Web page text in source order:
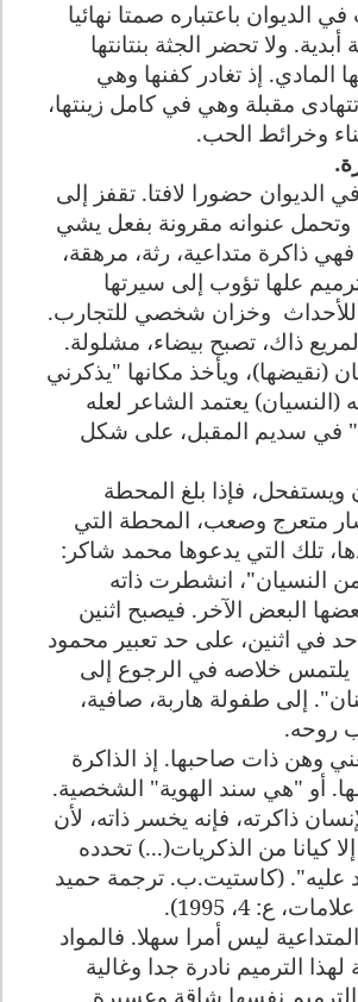
الديوان باعتباره صمتا نهائيا
ولا تحضر الجثة بنتانتها
المادي. إذ تغادر كفنها وهي
مقبلة وهي في كامل زينتها،
وخرائط الحب.
الديوان حضورا لافتا. تقفز إلى
وتحمل عنوانه مقرونة بفعل يشي
فهي ذاكرة متداعية، رثة، مرهقة،
علها تؤوب إلى سيرتها
وخزان شخصي للتجارب.
ذاك، تصبح بيضاء، مشلولة.
(نقيضها)، ويأخذ مكانها "يذكرني
(النسيان) يعتمد الشاعر لعله
في سديم المقبل، على شكل
ويستفحل، فإذا بلغ المحطة
متعرج وصعب، المحطة التي
تلك التي يدعوها محمد شاكر:
من النسيان"، انشطرت ذاته
البعض الآخر. فيصبح اثنين
في اثنين، على حد تعبير محمود
يلتمس خلاصه في الرجوع إلى
إلى طفولة هاربة، صافية،
روحه.
وهن ذات صاحبها. إذ الذاكرة
أو "هي سند الهوية" الشخصية.
ذاكرته، فإنه يخسر ذاته، لأن
كيانا من الذكريات(...) تحدده
عليه". (كاستيت.ب. ترجمة حميد
ع: 4، 1995).
ليس أمرا سهلا. فالمواد
الترميم نادرة جدا وغالية
الترميم نفسها شاقة وعسيرة.